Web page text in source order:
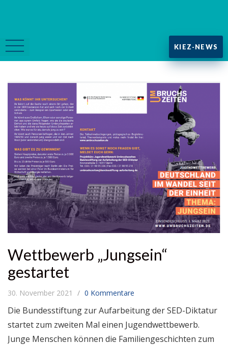
KIEZ-NEWS
Wettbewerb „Jungsein“
gestartet
30. November 2021 0 Kommentare
Die Bundesstiftung zur Aufarbeitung der SED-Diktatur
startet zum zweiten Mal einen Jugendwettbewerb.
Junge Menschen können die Familiengeschichten zum